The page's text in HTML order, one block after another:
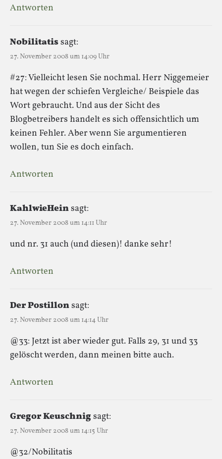
Antworten
Nobilitatissagt:
27. November 2008 um 14:09 Uhr
#27: Vielleicht lesen Sie nochmal. Herr Niggemeier
hat wegen der schiefen Vergleiche/ Beispiele das
Wort gebraucht. Und aus der Sicht des
Blogbetreibers handelt es sich offensichtlich um
keinen Fehler. Aber wenn Sie argumentieren
wollen, tun Sie es doch einfach.
Antworten
KahlwieHeinsagt:
27. November 2008 um 14:11 Uhr
und nr. 31 auch (und diesen)! danke sehr!
Antworten
Der Postillonsagt:
27. November 2008 um 14:14 Uhr
@33: Jetzt ist aber wieder gut. Falls 29, 31 und 33
gelöscht werden, dann meinen bitte auch.
Antworten
Gregor Keuschnigsagt:
27. November 2008 um 14:15 Uhr
@32/Nobilitatis